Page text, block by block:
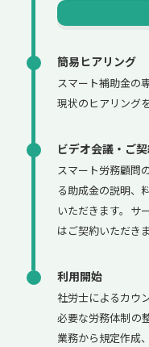
簡易ヒアリング
スマート補助金の
現状のヒアリング
ビデオ会議・ご
スマート労務顧問
る助成金の説明、
いただきます。サ
はご契約いただきま
利用開始
社労士によるカウ
必要な労務体制の
業務から規定作成